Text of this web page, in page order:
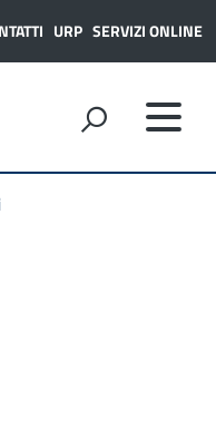
URP SERVIZI ONLINE